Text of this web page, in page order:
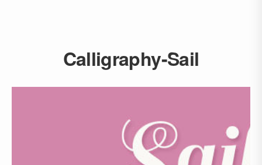
Calligraphy-Sail